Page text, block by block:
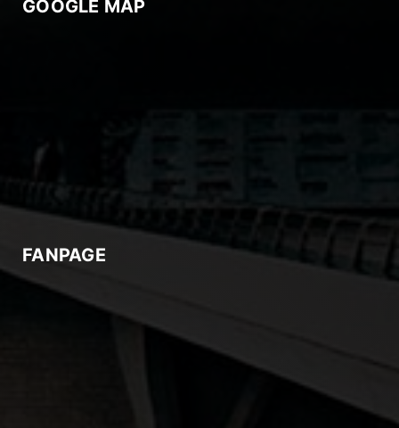
GOOGLE MAP
FANPAGE